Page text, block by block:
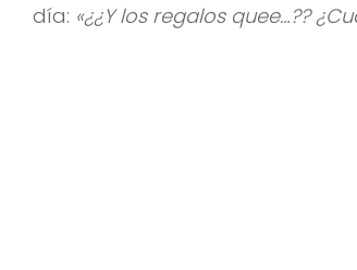
día: «¿¿Y los regalos quee…??